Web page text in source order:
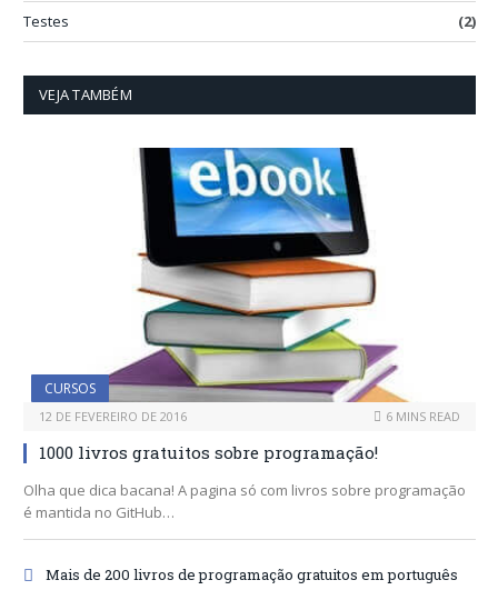
Testes
(2)
VEJA TAMBÉM
CURSOS
12 DE FEVEREIRO DE 2016 6 MINS READ
1000 livros gratuitos sobre programação!
Olha que dica bacana! A pagina só com livros sobre programação
é mantida no GitHub…
Mais de 200 livros de programação gratuitos em português